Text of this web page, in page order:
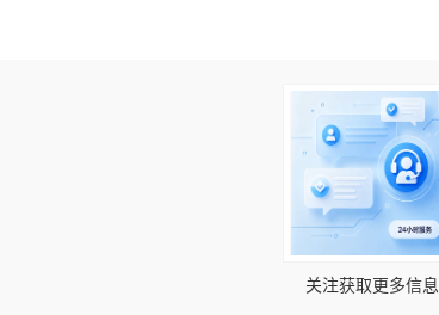
关注获取更多信息